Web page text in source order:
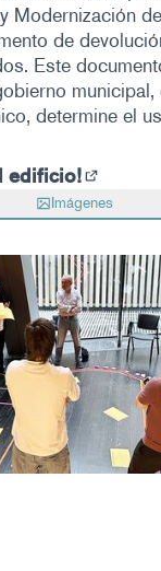
Modernización
de
Este
determine el
edificio!
Imágenes